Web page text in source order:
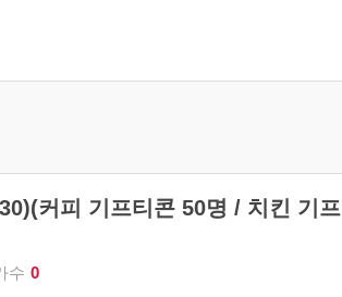
커피 기프티콘 50명 / 치킨 기프
수 0